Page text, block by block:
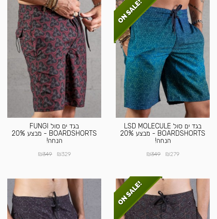
בגד ים סול LSD MOLECULE
BOARDSHORTS - מבצע 20%
הנחה!
₪279
₪349
בגד ים סול FUNGI
BOARDSHORTS - מבצע 20%
הנחה!
₪329
₪349